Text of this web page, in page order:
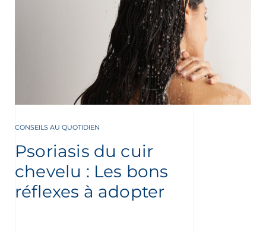
CONSEILS AU QUOTIDIEN
Psoriasis du cuir
chevelu : Les bons
réflexes à adopter